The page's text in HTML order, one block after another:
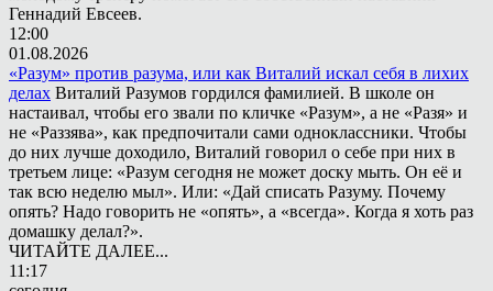
Геннадий Евсеев.
12:00
01.08.2026
«Разум» против разума, или как Виталий искал себя в лихих
делах Виталий Разумов гордился фамилией. В школе он
настаивал, чтобы его звали по кличке «Разум», а не «Разя» и
не «Раззява», как предпочитали сами одноклассники. Чтобы
до них лучше доходило, Виталий говорил о себе при них в
третьем лице: «Разум сегодня не может доску мыть. Он её и
так всю неделю мыл». Или: «Дай списать Разуму. Почему
опять? Надо говорить не «опять», а «всегда». Когда я хоть раз
домашку делал?».
ЧИТАЙТЕ ДАЛЕЕ...
11:17